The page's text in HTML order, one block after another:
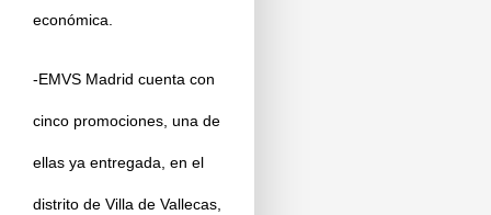
económica.
-EMVS Madrid cuenta con
cinco promociones, una de
ellas ya entregada, en el
distrito de Villa de Vallecas,